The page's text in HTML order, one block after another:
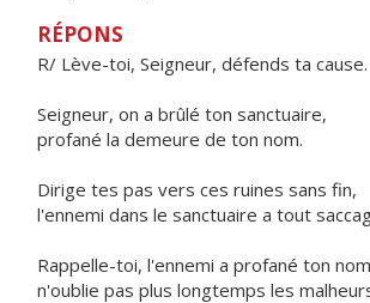
RÉPONS
R/ Lève-toi, Seigneur, défends ta cause.
Seigneur, on a brûlé ton sanctuaire,
profané la demeure de ton nom.
Dirige tes pas vers ces ruines sans fin,
l'ennemi dans le sanctuaire a tout
Rappelle-toi, l'ennemi a profané ton
n'oublie pas plus longtemps les